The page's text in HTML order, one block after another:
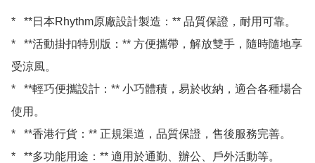
*   **日本Rhythm原廠設計製造：** 品質保證，耐用可靠。
*   **活動掛扣特別版：** 方便攜帶，解放雙手，隨時隨地享
受涼風。
*   **輕巧便攜設計：** 小巧體積，易於收納，適合各種場合
使用。
*   **香港行貨：** 正規渠道，品質保證，售後服務完善。
*   **多功能用途：** 適用於通勤、辦公、戶外活動等。